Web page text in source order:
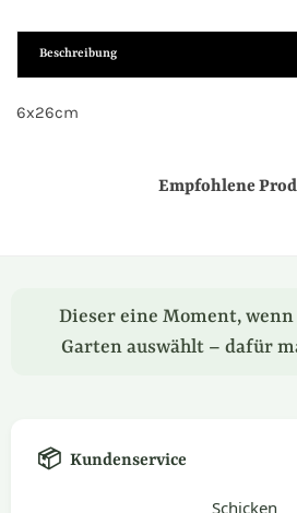
Beschreibung
6x26cm
Empfohlene
Dieser eine Moment,
Garten auswählt – dafür
📦 Kundenservice
Schicken